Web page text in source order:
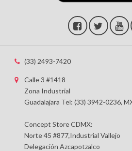
(33) 2493-7420
Calle 3 #1418
Zona Industrial
Guadalajara Tel: (33) 3942-0236,
Concept Store CDMX:
Norte 45 #877,Industrial Vallejo
Delegación Azcapotzalco